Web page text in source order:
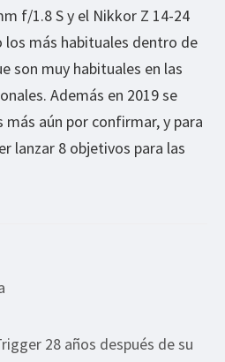
f/1.8 S y el Nikkor Z 14-24
más habituales dentro de
son muy habituales en las
Además en 2019 se
más aún por confirmar, y para
lanzar 8 objetivos para las
28 años después de su